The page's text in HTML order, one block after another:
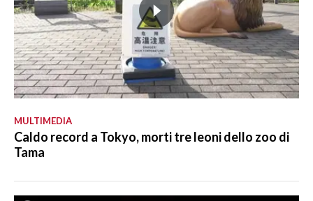
MULTIMEDIA
Caldo record a Tokyo, morti tre leoni dello zoo di
Tama